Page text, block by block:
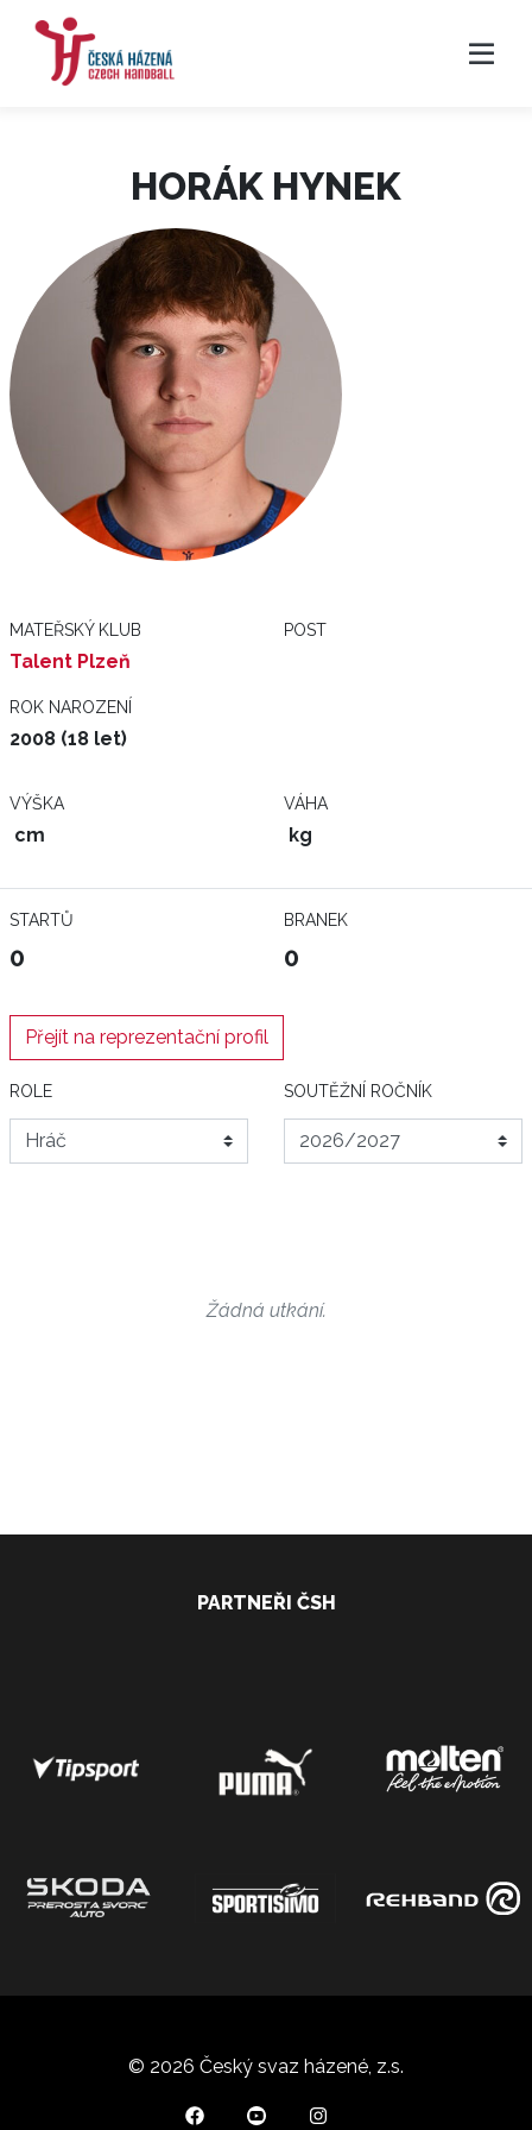
HORÁK HYNEK
MATEŘSKÝ KLUB
Talent Plzeň
POST
ROK NAROZENÍ
2008 (18 let)
VÝŠKA
cm
VÁHA
kg
STARTŮ
0
BRANEK
0
Přejít na reprezentační profil
ROLE SOUTĚŽNÍ ROČNÍK
Žádná utkání.
PARTNEŘI ČSH
© 2026 Český svaz házené, z.s.